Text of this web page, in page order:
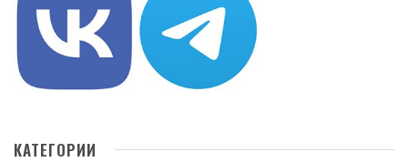
КАТЕГОРИИ